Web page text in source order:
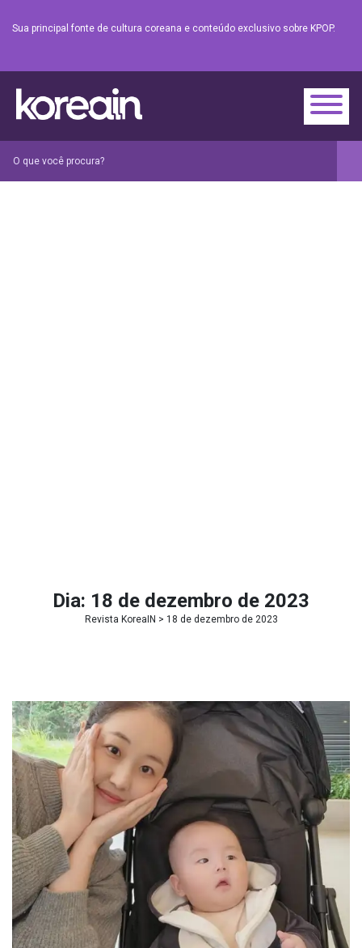
Sua principal fonte de cultura coreana e conteúdo exclusivo sobre KPOP.
Dia: 18 de dezembro de 2023
Revista KoreaIN > 18 de dezembro de 2023